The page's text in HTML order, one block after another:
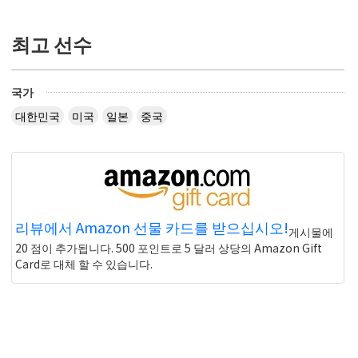
최고 선수
국가
대한민국
미국 일본 중국
리뷰에서 Amazon 선물 카드를 받으십시오!게시물에
20 점이 추가됩니다. 500 포인트로 5 달러 상당의 Amazon Gift
Card로 대체 할 수 있습니다.